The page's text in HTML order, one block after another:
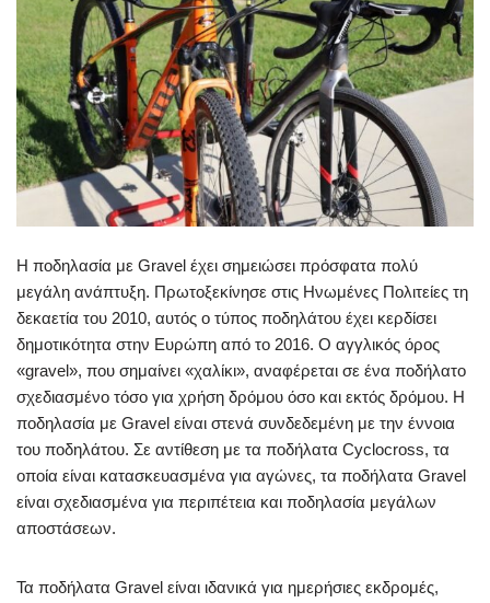
Η ποδηλασία με Gravel έχει σημειώσει πρόσφατα πολύ
μεγάλη ανάπτυξη. Πρωτοξεκίνησε στις Ηνωμένες Πολιτείες τη
δεκαετία του 2010, αυτός ο τύπος ποδηλάτου έχει κερδίσει
δημοτικότητα στην Ευρώπη από το 2016. Ο αγγλικός όρος
«gravel», που σημαίνει «χαλίκι», αναφέρεται σε ένα ποδήλατο
σχεδιασμένο τόσο για χρήση δρόμου όσο και εκτός δρόμου. Η
ποδηλασία με Gravel είναι στενά συνδεδεμένη με την έννοια
του ποδηλάτου. Σε αντίθεση με τα ποδήλατα Cyclocross, τα
οποία είναι κατασκευασμένα για αγώνες, τα ποδήλατα Gravel
είναι σχεδιασμένα για περιπέτεια και ποδηλασία μεγάλων
αποστάσεων.
Τα ποδήλατα Gravel είναι ιδανικά για ημερήσιες εκδρομές,